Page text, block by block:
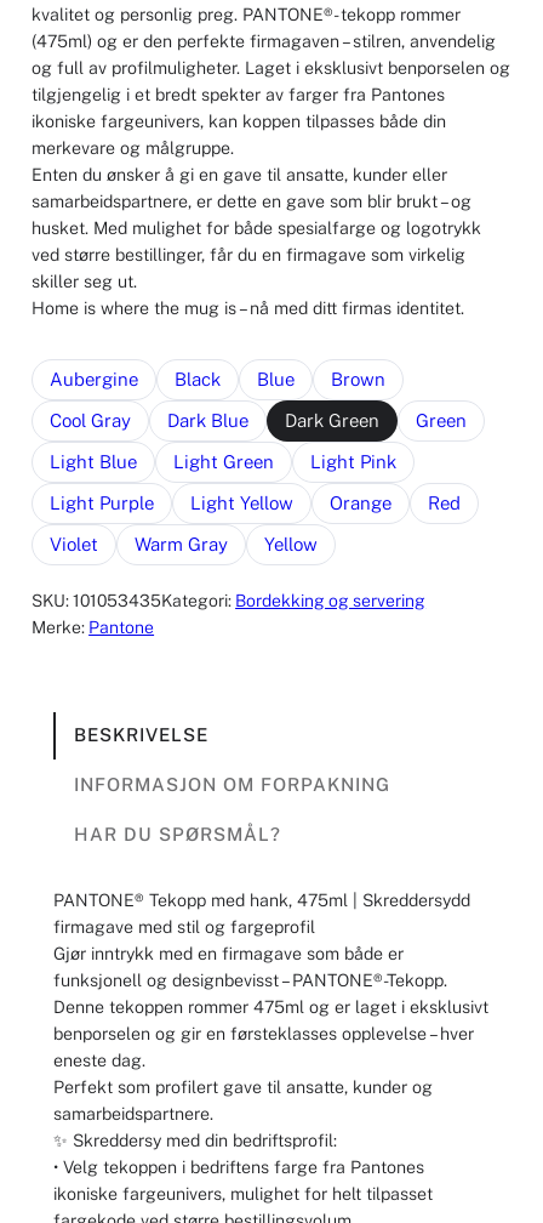
kvalitet og personlig preg. PANTONE®- tekopp rommer
(475ml) og er den perfekte firmagaven – stilren, anvendelig
og full av profilmuligheter. Laget i eksklusivt benporselen og
tilgjengelig i et bredt spekter av farger fra Pantones
ikoniske fargeunivers, kan koppen tilpasses både din
merkevare og målgruppe.
Enten du ønsker å gi en gave til ansatte, kunder eller
samarbeidspartnere, er dette en gave som blir brukt – og
husket. Med mulighet for både spesialfarge og logotrykk
ved større bestillinger, får du en firmagave som virkelig
skiller seg ut.
Home is where the mug is – nå med ditt firmas identitet.
Aubergine Black Blue
Brown
Cool Gray
Dark Blue Dark Green
Green
Light Blue
Light Green
Light Pink
Light Purple
Light Yellow Orange
Red
Violet
Warm Gray Yellow
SKU:101053435Kategori: Bordekking og servering
Merke: Pantone
BESKRIVELSE
INFORMASJON OM FORPAKNING
HAR DU SPØRSMÅL?
PANTONE® Tekopp med hank, 475ml | Skreddersydd
firmagave med stil og fargeprofil
Gjør inntrykk med en firmagave som både er
funksjonell og designbevisst – PANTONE®-Tekopp.
Denne tekoppen rommer 475ml og er laget i eksklusivt
benporselen og gir en førsteklasses opplevelse – hver
eneste dag.
Perfekt som profilert gave til ansatte, kunder og
samarbeidspartnere.
✨ Skreddersy med din bedriftsprofil:
• Velg tekoppen i bedriftens farge fra Pantones
ikoniske fargeunivers, mulighet for helt tilpasset